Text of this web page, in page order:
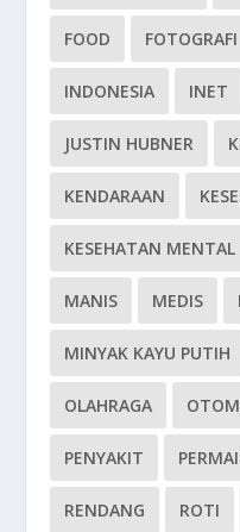
FOOD FOTOGRAFI
INDONESIA INET
JUSTIN HUBNER
KENDARAAN
KESEHATAN MENTAL
MANIS MEDIS
MINYAK KAYU PUTIH
OLAHRAGA
PENYAKIT
RENDANG ROTI